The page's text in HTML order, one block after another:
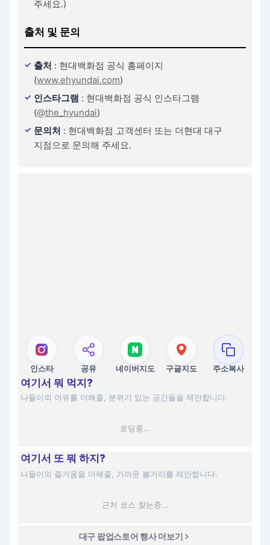
주세요.)
출처 및 문의
출처 : 현대백화점 공식 홈페이지
(www.ehyundai.com)
인스타그램 : 현대백화점 공식 인스타그램
(@the_hyundai)
문의처 : 현대백화점 고객센터 또는 더현대 대구
지점으로 문의해 주세요.
인스타 공유 네이버지도 구글지도 주소복사
여기서 뭐 먹지?
나들이의 여유를 더해줄, 분위기 있는 공간들을 제안합니다.
로딩중...
여기서 또 뭐 하지?
나들이의 즐거움을 더해줄, 가까운 볼거리를 제안합니다.
근처 코스 찾는중...
대구 팝업스토어 행사 더보기